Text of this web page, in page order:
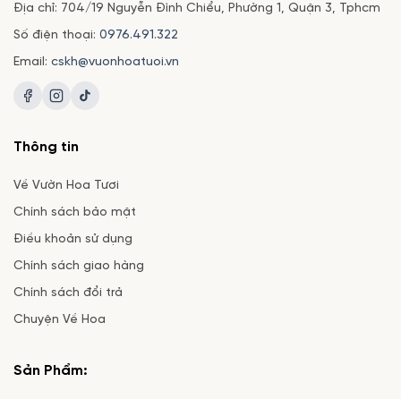
Địa chỉ: 704/19 Nguyễn Đình Chiểu, Phường 1, Quận 3, Tphcm
Số điện thoại: 0976.491.322
Email: cskh@vuonhoatuoi.vn
Thông tin
Về Vườn Hoa Tươi
Chính sách bảo mật
Điều khoản sử dụng
Chính sách giao hàng
Chính sách đổi trả
Chuyện Về Hoa
Sản Phẩm: